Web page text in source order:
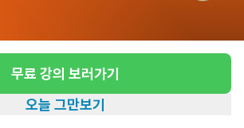
무료 강의 보러가기
오늘 그만보기